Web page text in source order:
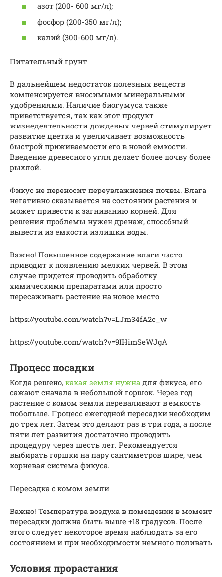
азот (200- 600 мг/л);
фосфор (200-350 мг/л);
калий (300-600 мг/л).
Питательный грунт
В дальнейшем недостаток полезных веществ
компенсируется вносимыми минеральными
удобрениями. Наличие биогумуса также
приветствуется, так как этот продукт
жизнедеятельности дождевых червей стимулирует
развитие цветка и увеличивает возможность
быстрой приживаемости его в новой емкости.
Введение древесного угля делает более почву более
рыхлой.
Фикус не переносит переувлажнения почвы. Влага
негативно сказывается на состоянии растения и
может привести к загниванию корней. Для
решения проблемы нужен дренаж, способный
вывести из емкости излишки воды.
Важно! Повышенное содержание влаги часто
приводит к появлению мелких червей. В этом
случае придется проводить обработку
химическими препаратами или просто
пересаживать растение на новое место
https://youtube.com/watch?v=LJm34fA2c_w
https://youtube.com/watch?v=9IHimSeWJgA
Процесс посадки
Когда решено, какая земля нужна для фикуса, его
сажают сначала в небольшой горшок. Через год
растение с комом земли переваливают в емкость
побольше. Процесс ежегодной пересадки необходим
до трех лет. Затем это делают раз в три года, а после
пяти лет развития достаточно проводить
процедуру через шесть лет. Рекомендуется
выбирать горшки на пару сантиметров шире, чем
корневая система фикуса.
Пересадка с комом земли
Важно! Температура воздуха в помещении в момент
пересадки должна быть выше +18 градусов. После
этого следует некоторое время наблюдать за его
состоянием и при необходимости немного поливать
Условия прорастания